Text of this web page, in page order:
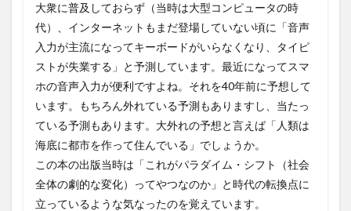
大衆に普及しておらず（当時は大型コンピュータの時
代）、インターネットもまだ登場していない頃に「音声
入力が主流になってキーボードがいらなくなり、タイピ
ストが失業する」と予測しています。最近になってスマ
ホの音声入力が便利ですよね。それを40年前に予想して
います。もちろん外れている予測もありますし、当たっ
ている予測もあります。大外れの予想と言えば「人類は
海底に都市を作って住んでいる」でしょうか。
この本の出版当時は「これがパラダイム・シフト（社会
全体の劇的な変化）ってやつなのか」と時代の転換点に
立っているような気なったのを覚えています。